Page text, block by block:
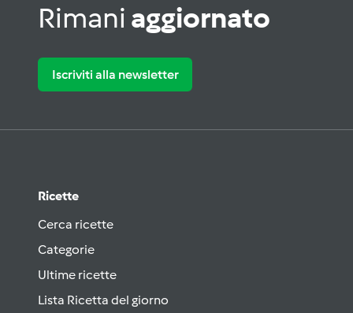
Rimani aggiornato
Iscriviti alla newsletter
Ricette
Cerca ricette
Categorie
Ultime ricette
Lista Ricetta del giorno